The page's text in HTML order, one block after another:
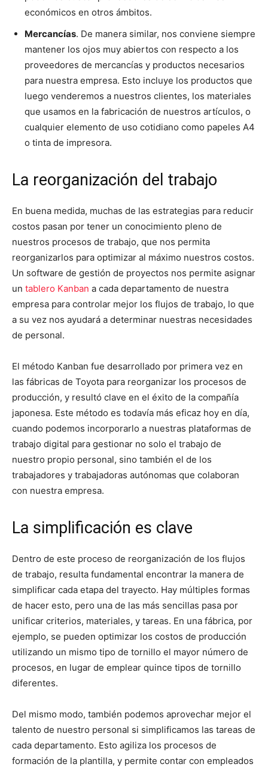
económicos en otros ámbitos.
Mercancías. De manera similar, nos conviene siempre
mantener los ojos muy abiertos con respecto a los
proveedores de mercancías y productos necesarios
para nuestra empresa. Esto incluye los productos que
luego venderemos a nuestros clientes, los materiales
que usamos en la fabricación de nuestros artículos, o
cualquier elemento de uso cotidiano como papeles A4
o tinta de impresora.
La reorganización del trabajo
En buena medida, muchas de las estrategias para reducir
costos pasan por tener un conocimiento pleno de
nuestros procesos de trabajo, que nos permita
reorganizarlos para optimizar al máximo nuestros costos.
Un software de gestión de proyectos nos permite asignar
un tablero Kanban a cada departamento de nuestra
empresa para controlar mejor los flujos de trabajo, lo que
a su vez nos ayudará a determinar nuestras necesidades
de personal.
El método Kanban fue desarrollado por primera vez en
las fábricas de Toyota para reorganizar los procesos de
producción, y resultó clave en el éxito de la compañía
japonesa. Este método es todavía más eficaz hoy en día,
cuando podemos incorporarlo a nuestras plataformas de
trabajo digital para gestionar no solo el trabajo de
nuestro propio personal, sino también el de los
trabajadores y trabajadoras autónomas que colaboran
con nuestra empresa.
La simplificación es clave
Dentro de este proceso de reorganización de los flujos
de trabajo, resulta fundamental encontrar la manera de
simplificar cada etapa del trayecto. Hay múltiples formas
de hacer esto, pero una de las más sencillas pasa por
unificar criterios, materiales, y tareas. En una fábrica, por
ejemplo, se pueden optimizar los costos de producción
utilizando un mismo tipo de tornillo el mayor número de
procesos, en lugar de emplear quince tipos de tornillo
diferentes.
Del mismo modo, también podemos aprovechar mejor el
talento de nuestro personal si simplificamos las tareas de
cada departamento. Esto agiliza los procesos de
formación de la plantilla, y permite contar con empleados